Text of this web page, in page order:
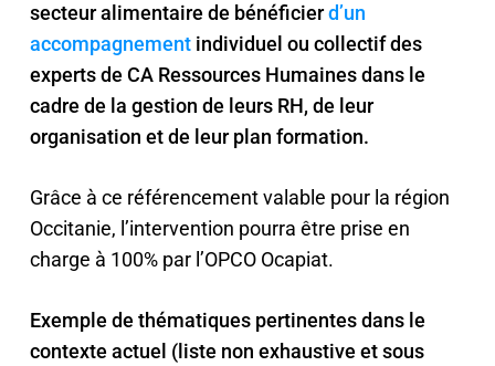
secteur alimentaire de bénéficierd’un
accompagnementindividuel ou collectif des
experts de CA Ressources Humaines dans le
cadre de la gestion de leurs RH, de leur
organisation et de leur plan formation.
Grâce à ce référencement valable pour la région
Occitanie, l’intervention pourra être prise en
charge à 100% par l’OPCO Ocapiat.
Exemple de thématiques pertinentes dans le
contexte actuel (liste non exhaustive et sous